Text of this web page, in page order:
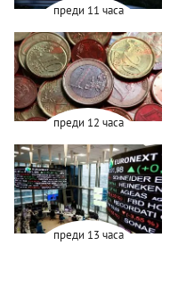
преди 11 часа
преди 12 часа
преди 13 часа